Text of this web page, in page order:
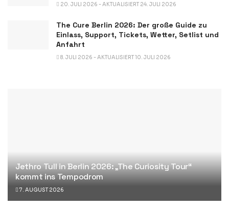
20. JULI 2026 - AKTUALISIERT 24. JULI 2026
The Cure Berlin 2026: Der große Guide zu
Einlass, Support, Tickets, Wetter, Setlist und
Anfahrt
8. JULI 2026 - AKTUALISIERT 10. JULI 2026
Jethro Tull in Berlin 2026: „The Curiosity Tour“
kommt ins Tempodrom
7. AUGUST 2026